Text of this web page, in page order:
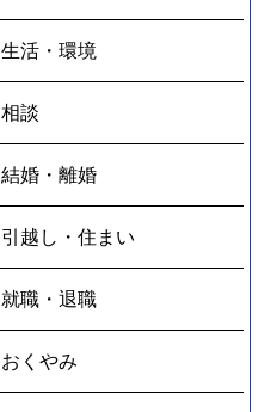
生活・環境
相談
結婚・離婚
引越し・住まい
就職・退職
おくやみ